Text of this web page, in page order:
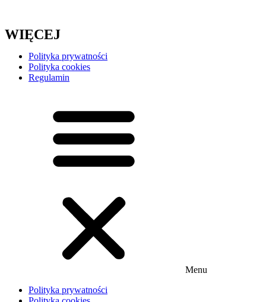
WIĘCEJ
Polityka prywatności
Polityka cookies
Regulamin
Menu
Polityka prywatności